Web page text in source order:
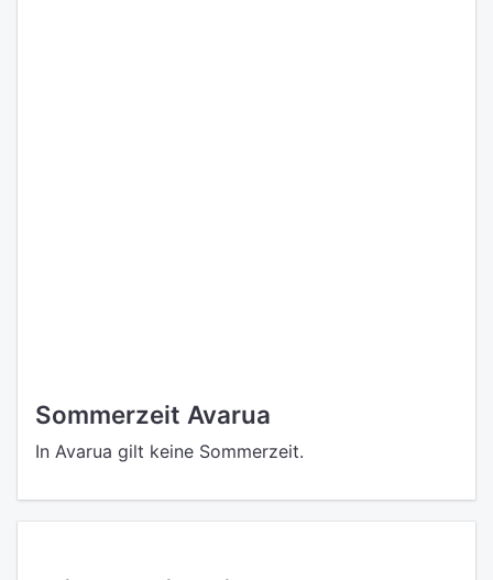
Sommerzeit Avarua
In Avarua gilt keine Sommerzeit.